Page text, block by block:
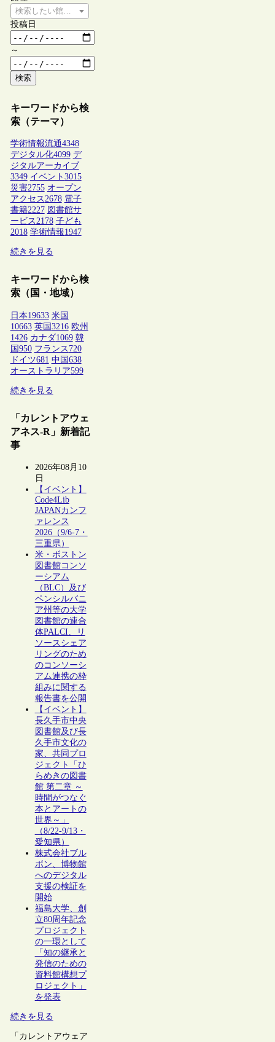
検索したい館種を選択してください
投稿日
～
検索
キーワードから検
索（テーマ）
学術情報流通4348
デジタル化4099 デ
ジタルアーカイブ
3349 イベント 3015
災害2755 オープン
アクセス2678 電子
書籍2227 図書館サ
ービス2178 子ども
2018 学術情報1947
続きを見る
キーワードから検
索（国・地域）
日本19633 米国
10663 英国3216 欧州
1426 カナダ1069 韓
国950 フランス 720
ドイツ681 中国638
オーストラリア599
続きを見る
「カレントアウェ
アネス-R」新着記
事
2026年08月10
日
【イベント】
Code4Lib
JAPANカンフ
ァレンス
2026（9/6-7・
三重県）
米・ボストン
図書館コンソ
ーシアム
（BLC）及び
ペンシルバニ
ア州等の大学
図書館の連合
体PALCI、リ
ソースシェア
リングのため
のコンソーシ
アム連携の枠
組みに関する
報告書を公開
【イベント】
長久手市中央
図書館及び長
久手市文化の
家、共同プロ
ジェクト「ひ
らめきの図書
館 第二章 ～
時間がつなぐ
本とアートの
世界～」
（8/22-9/13・
愛知県）
株式会社ブル
ボン、博物館
へのデジタル
支援の検証を
開始
福島大学、創
立80周年記念
プロジェクト
の一環として
「知の継承と
発信のための
資料館構想プ
ロジェクト」
を発表
続きを見る
「カレントアウェア